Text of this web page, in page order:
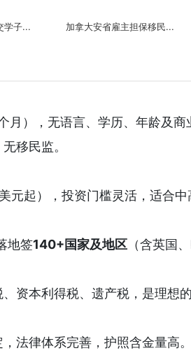
学子... 加拿大安省雇主担保移民...
诚助...
-恭喜... 澳洲190技术移民成功案例...
），无语言、学历、年龄及商
移民监。
起），投资门槛灵活，适合中
地签140+国家及地区 （含英国
资本利得税、遗产税，是理想的
法律体系完善，护照含金量高。